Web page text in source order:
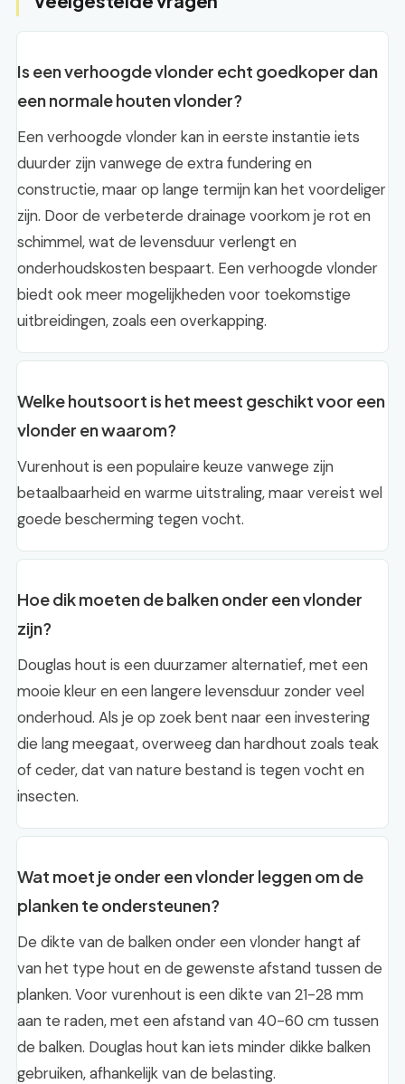
Is een verhoogde vlonder echt goedkoper dan
een normale houten vlonder?
Een verhoogde vlonder kan in eerste instantie iets
duurder zijn vanwege de extra fundering en
constructie, maar op lange termijn kan het voordeliger
zijn. Door de verbeterde drainage voorkom je rot en
schimmel, wat de levensduur verlengt en
onderhoudskosten bespaart. Een verhoogde vlonder
biedt ook meer mogelijkheden voor toekomstige
uitbreidingen, zoals een overkapping.
Welke houtsoort is het meest geschikt voor een
vlonder en waarom?
Vurenhout is een populaire keuze vanwege zijn
betaalbaarheid en warme uitstraling, maar vereist wel
goede bescherming tegen vocht.
Hoe dik moeten de balken onder een vlonder
zijn?
Douglas hout is een duurzamer alternatief, met een
mooie kleur en een langere levensduur zonder veel
onderhoud. Als je op zoek bent naar een investering
die lang meegaat, overweeg dan hardhout zoals teak
of ceder, dat van nature bestand is tegen vocht en
insecten.
Wat moet je onder een vlonder leggen om de
planken te ondersteunen?
De dikte van de balken onder een vlonder hangt af
van het type hout en de gewenste afstand tussen de
planken. Voor vurenhout is een dikte van 21-28 mm
aan te raden, met een afstand van 40-60 cm tussen
de balken. Douglas hout kan iets minder dikke balken
gebruiken, afhankelijk van de belasting.